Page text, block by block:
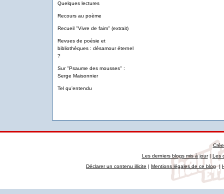
Quelques lectures
Recours au poème
Recueil "Vivre de faim" (extrait)
Revues de poésie et
bibliothèques : désamour éternel
?
Sur "Psaume des mousses" :
Serge Maisonnier
Tel qu'entendu
Les derniers blogs mis à jour|Les
Déclarer un contenu illicite | Mentions légales de ce blog|